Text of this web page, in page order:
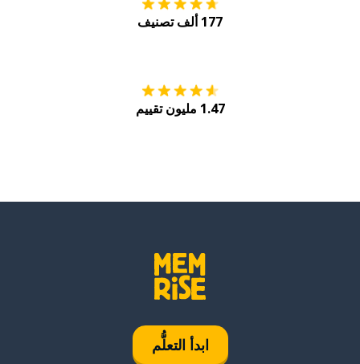
177 ألف تصنيف
1.47 مليون تقييم
ابدأ التعلُّم